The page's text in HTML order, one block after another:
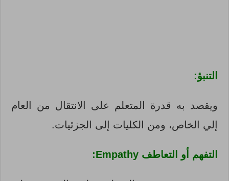
التنبؤ:
ويقصد به قدرة المتعلم على الانتقال من العام
إلي الخاص، ومن الكليات إلى الجزئيات.
التفهم أو التعاطف Empathy: